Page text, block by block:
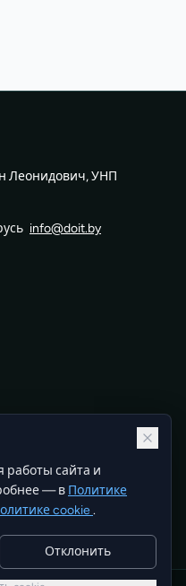
Леонидович, УНП
info@doit.by
работы сайта и
— в Политике
cookie.
Отклонить